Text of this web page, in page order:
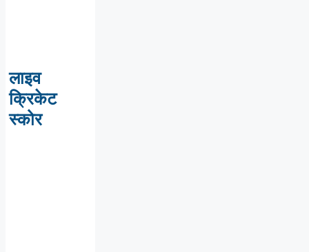
लाइव
क्रिकेट
स्कोर